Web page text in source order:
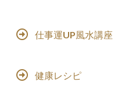
仕事運UP風水講座
健康レシピ